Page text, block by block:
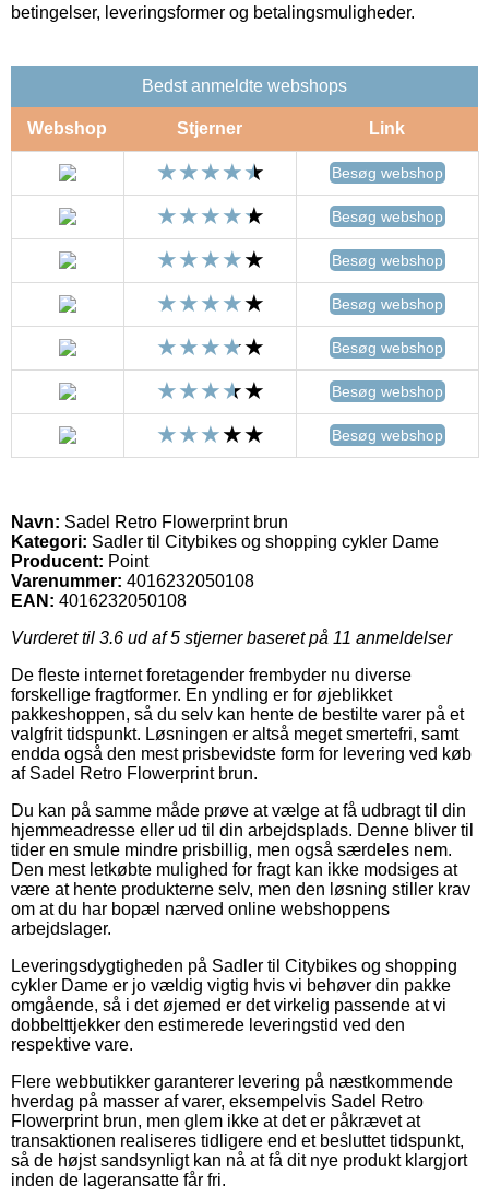
betingelser, leveringsformer og betalingsmuligheder.
Bedst anmeldte webshops
Webshop Stjerner Link
Besøg webshop
Besøg webshop
Besøg webshop
Besøg webshop
Besøg webshop
Besøg webshop
Besøg webshop
Navn: Sadel Retro Flowerprint brun
Kategori: Sadler til Citybikes og shopping cykler Dame
Producent: Point
Varenummer: 4016232050108
EAN: 4016232050108
Vurderet til 3.6 ud af 5 stjerner baseret på 11 anmeldelser
De fleste internet foretagender frembyder nu diverse
forskellige fragtformer. En yndling er for øjeblikket
pakkeshoppen, så du selv kan hente de bestilte varer på et
valgfrit tidspunkt. Løsningen er altså meget smertefri, samt
endda også den mest prisbevidste form for levering ved køb
af Sadel Retro Flowerprint brun.
Du kan på samme måde prøve at vælge at få udbragt til din
hjemmeadresse eller ud til din arbejdsplads. Denne bliver til
tider en smule mindre prisbillig, men også særdeles nem.
Den mest letkøbte mulighed for fragt kan ikke modsiges at
være at hente produkterne selv, men den løsning stiller krav
om at du har bopæl nærved online webshoppens
arbejdslager.
Leveringsdygtigheden på Sadler til Citybikes og shopping
cykler Dame er jo vældig vigtig hvis vi behøver din pakke
omgående, så i det øjemed er det virkelig passende at vi
dobbelttjekker den estimerede leveringstid ved den
respektive vare.
Flere webbutikker garanterer levering på næstkommende
hverdag på masser af varer, eksempelvis Sadel Retro
Flowerprint brun, men glem ikke at det er påkrævet at
transaktionen realiseres tidligere end et besluttet tidspunkt,
så de højst sandsynligt kan nå at få dit nye produkt klargjort
inden de lageransatte får fri.